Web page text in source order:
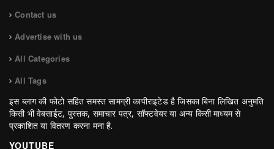
Contact us
Advertise with us
All Categories
All Tags
इस ब्लाग की फोटो सहित समस्त सामग्री कापीराइटेड है जिसका बिना लिखित अनुमति
किसी भी वेबसाईट, पुस्तक, समाचार पत्र, सॉफ्टवेयर या अन्य किसी माध्यम से
प्रकाशित या वितरण करना मना है.
YOUTUBE